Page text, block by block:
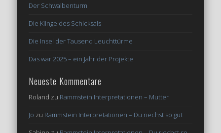
Der Schwalbenturm
Die Klinge des Schicksals
Die Insel der Tausend Leuchttürme
Das war 2025 – ein Jahr der Projekte
Neueste Kommentare
Roland zu Rammstein Interpretationen – Mutter
Jo zu Rammstein Interpretationen – Du riechst so gut